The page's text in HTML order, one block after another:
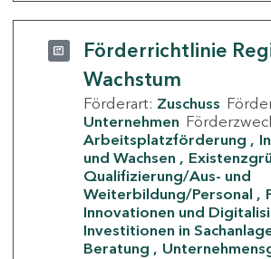
Förderrichtlinie
Wachstum
Förderart: Zuschuss
Unternehmen
Arbeitsplatzförderung
und Wachsen
Qualifizierung/Aus- und
Weiterbildung/Personal
Innovationen und
Investitionen in
Beratung